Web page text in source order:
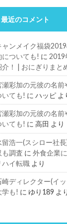
最近のコメント
ャンメイク福袋
についても! に 2019
介！ | おにぎりまと
瀬彩加の元彼の名前
いても! に ハッピ よ
瀬彩加の元彼の名前
いても! に 高田 より
留浩一(スシロー社
も調査 に 外食企業
ハイ転職 より
崎ディレクター(イ
学も! に ゆり189 よ